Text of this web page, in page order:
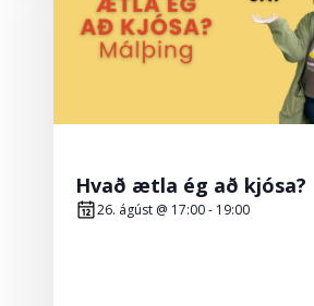
Hvað ætla ég að kjósa?
26. ágúst @ 17:00- 19:00